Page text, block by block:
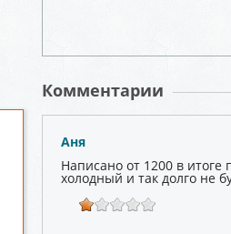
Комментарии
Аня
Написано от 1200 в
холодный и так долго не